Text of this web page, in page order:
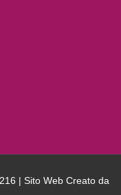
| Sito Web Creato da